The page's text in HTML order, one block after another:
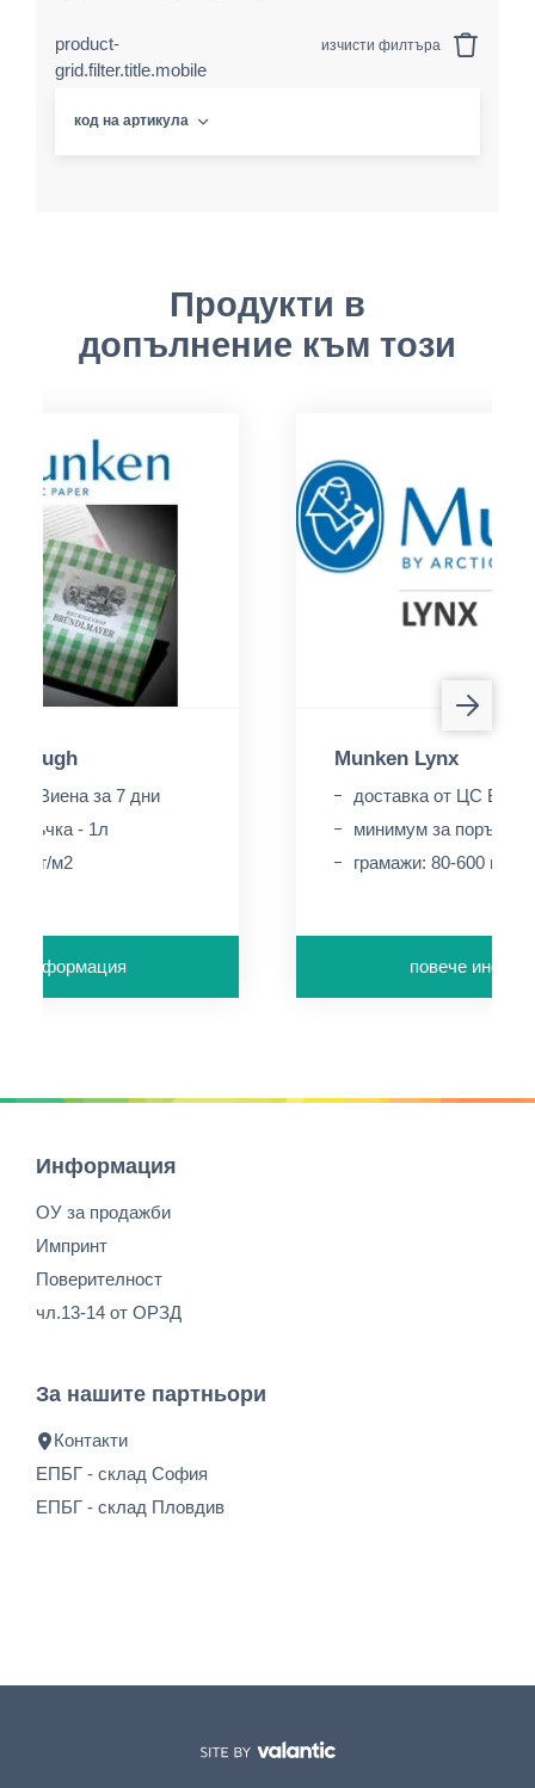
product-
grid.filter.title.mobile
изчисти филтъра
код на артикула
Продукти в
допълнение към този
Rough
ЦС Виена за 7 дни
- 1л
300 г/м2
информация
Munken Lynx
минимум за поръчка
грамажи: 80-600 г/м2
повече
Информация
ОУ за продажби
Импринт
Поверителност
чл.13-14 от ОРЗД
За нашите партньори
Контакти
ЕПБГ - склад София
ЕПБГ - склад Пловдив